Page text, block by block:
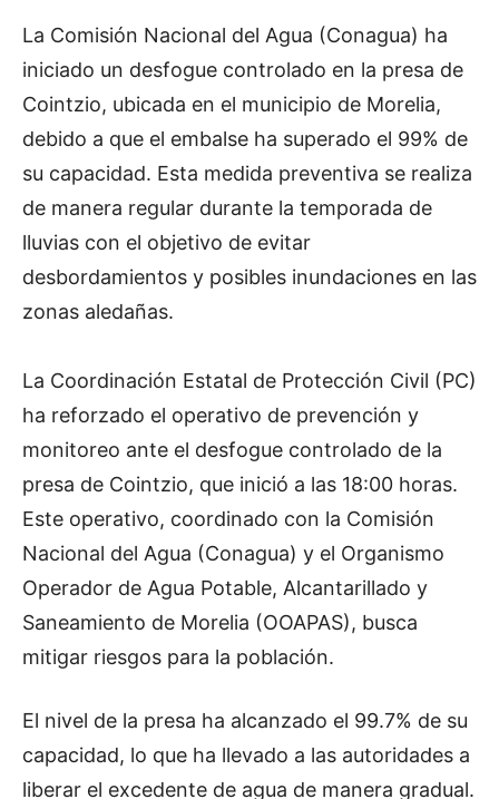
La Comisión Nacional del Agua (Conagua) ha
iniciado un desfogue controlado en la presa de
Cointzio, ubicada en el municipio de Morelia,
debido a que el embalse ha superado el 99% de
su capacidad. Esta medida preventiva se realiza
de manera regular durante la temporada de
lluvias con el objetivo de evitar
desbordamientos y posibles inundaciones en las
zonas aledañas.
La Coordinación Estatal de Protección Civil (PC)
ha reforzado el operativo de prevención y
monitoreo ante el desfogue controlado de la
presa de Cointzio, que inició a las 18:00 horas.
Este operativo, coordinado con la Comisión
Nacional del Agua (Conagua) y el Organismo
Operador de Agua Potable, Alcantarillado y
Saneamiento de Morelia (OOAPAS), busca
mitigar riesgos para la población.
El nivel de la presa ha alcanzado el 99.7% de su
capacidad, lo que ha llevado a las autoridades a
liberar el excedente de agua de manera gradual.